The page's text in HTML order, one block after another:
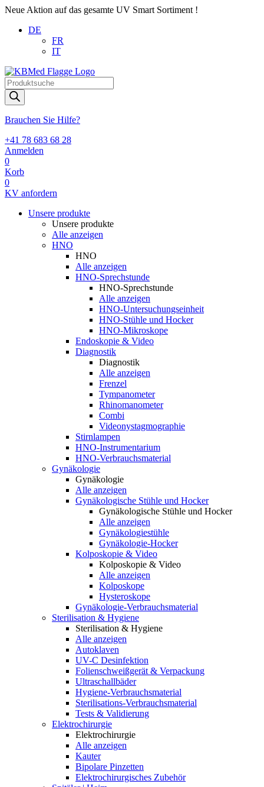
Neue Aktion auf das gesamte UV Smart Sortiment !
DE
FR
IT
Products
search
Brauchen Sie Hilfe?
+41 78 683 68 28
Anmelden
0
Korb
0
KV anfordern
Unsere produkte
Unsere produkte
Alle anzeigen
HNO
HNO
Alle anzeigen
HNO-Sprechstunde
HNO-Sprechstunde
Alle anzeigen
HNO-Untersuchungseinheit
HNO-Stühle und Hocker
HNO-Mikroskope
Endoskopie & Video
Diagnostik
Diagnostik
Alle anzeigen
Frenzel
Tympanometer
Rhinomanometer
Combi
Videonystagmographie
Stirnlampen
HNO-Instrumentarium
HNO-Verbrauchsmaterial
Gynäkologie
Gynäkologie
Alle anzeigen
Gynäkologische Stühle und Hocker
Gynäkologische Stühle und Hocker
Alle anzeigen
Gynäkologiestühle
Gynäkologie-Hocker
Kolposkopie & Video
Kolposkopie & Video
Alle anzeigen
Kolposkope
Hysteroskope
Gynäkologie-Verbrauchsmaterial
Sterilisation & Hygiene
Sterilisation & Hygiene
Alle anzeigen
Autoklaven
UV-C Desinfektion
Folienschweißgerät & Verpackung
Ultraschallbäder
Hygiene-Verbrauchsmaterial
Sterilisations-Verbrauchsmaterial
Tests & Validierung
Elektrochirurgie
Elektrochirurgie
Alle anzeigen
Kauter
Bipolare Pinzetten
Elektrochirurgisches Zubehör